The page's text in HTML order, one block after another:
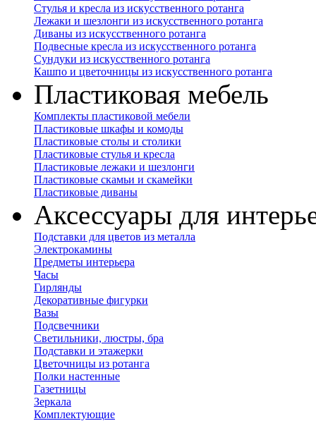
Стулья и кресла из искусственного ротанга
Лежаки и шезлонги из искусственного ротанга
Диваны из искусственного ротанга
Подвесные кресла из искусственного ротанга
Сундуки из искусственного ротанга
Кашпо и цветочницы из искусственного ротанга
Пластиковая мебель
Комплекты пластиковой мебели
Пластиковые шкафы и комоды
Пластиковые столы и столики
Пластиковые стулья и кресла
Пластиковые лежаки и шезлонги
Пластиковые скамьи и скамейки
Пластиковые диваны
Аксессуары для
Подставки для цветов из металла
Электрокамины
Предметы интерьера
Часы
Гирлянды
Декоративные фигурки
Вазы
Подсвечники
Светильники, люстры, бра
Подставки и этажерки
Цветочницы из ротанга
Полки настенные
Газетницы
Зеркала
Комплектующие